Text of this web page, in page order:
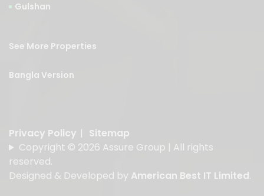
Gulshan
See More Properties
Bangla Version
Privacy Policy | Sitemap
Copyright © 2026 Assure Group | All rights
reserved.
Designed & Developed by American Best IT Limited.